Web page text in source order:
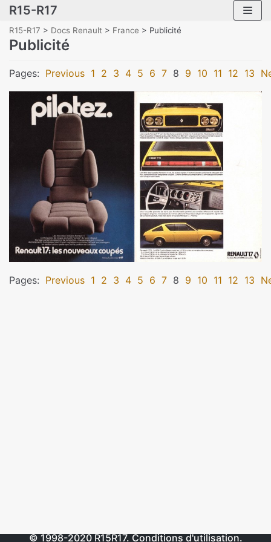
Skip
to
content
R15-R17
R15-R17 > Docs Renault > France > Publicité
Publicité
Pages: Previous 1 2 3 4 5 6 7 8 9 10 11 12 13
Pages: Previous 1 2 3 4 5 6 7 8 9 10 11 12 13
© 1998-2020R15R17.Conditions d'utilisation.